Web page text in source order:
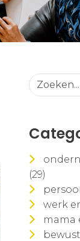
(29)
werk
mama